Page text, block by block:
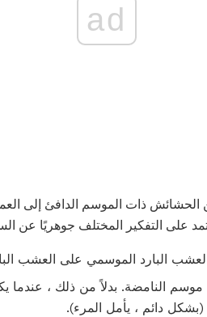
ad
الحشائش ذات الموسم الدافئ إلى
على التفكير المختلف جوهريًا عن
البارد الموسمي على العشب
موسم النامضة. بدلاً من ذلك ، عندما
دائم ، يأمل المرء).